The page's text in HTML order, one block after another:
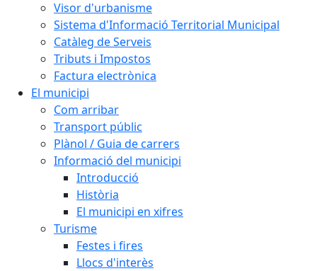
Visor d'urbanisme
Sistema d'Informació Territorial Municipal
Catàleg de Serveis
Tributs i Impostos
Factura electrònica
El municipi
Com arribar
Transport públic
Plànol / Guia de carrers
Informació del municipi
Introducció
Història
El municipi en xifres
Turisme
Festes i fires
Llocs d'interès